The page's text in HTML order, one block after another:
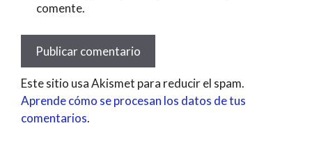
comente.
Este sitio usa Akismet para reducir el spam.
Aprende cómo se procesan los datos de tus
comentarios.